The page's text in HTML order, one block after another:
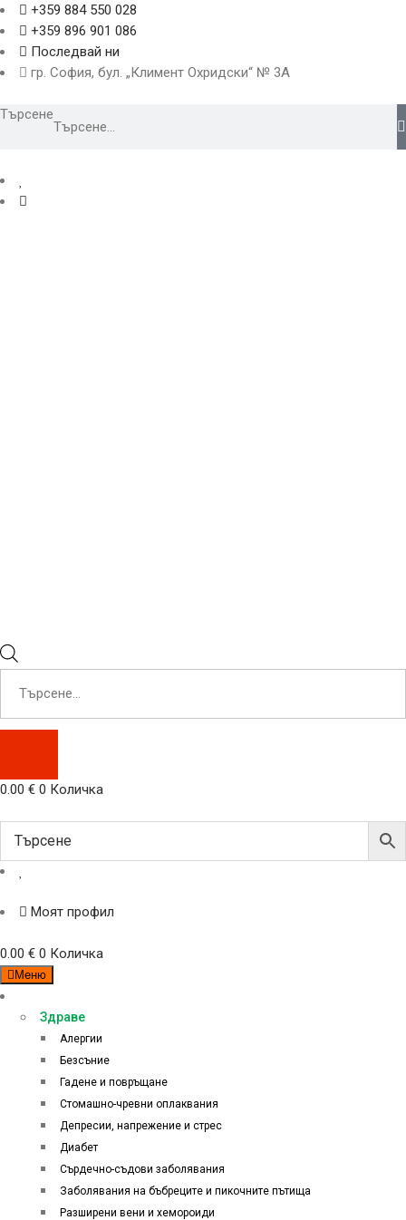
+359 884 550 028
+359 896 901 086
Последвай ни
гр. София, бул. „Климент Охридски“ № 3A
Търсене
Products
search
0.00 € 0 Количка
Моят профил
0.00 € 0 Количка
Меню
Здраве
Алергии
Безсъние
Гадене и повръщане
Стомашно-чревни оплаквания
Депресии, напрежение и стрес
Диабет
Сърдечно-съдови заболявания
Заболявания на бъбреците и пикочните пътища
Разширени вени и хемороиди